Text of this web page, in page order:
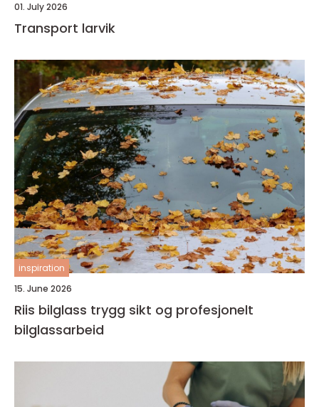
01. July 2026
Transport larvik
inspiration
15. June 2026
Riis bilglass trygg sikt og profesjonelt
bilglassarbeid